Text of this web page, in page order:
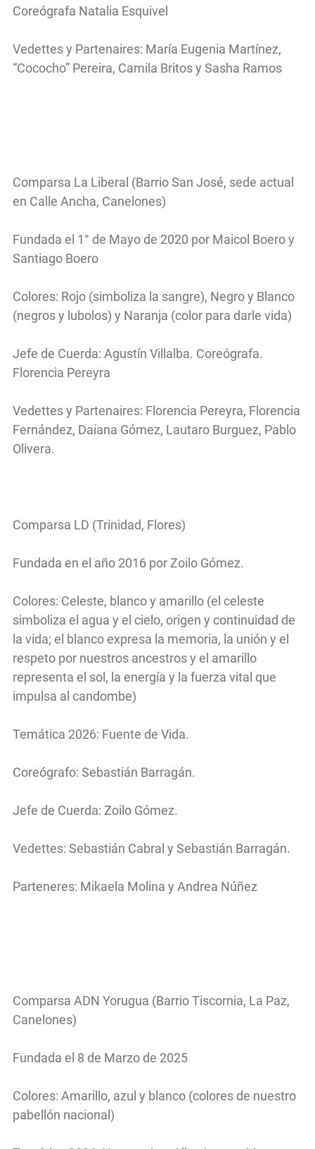
Coreógrafa Natalia Esquivel
Vedettes y Partenaires: María Eugenia Martínez,
“Cococho” Pereira, Camila Britos y Sasha Ramos
Comparsa La Liberal (Barrio San José, sede actual
en Calle Ancha, Canelones)
Fundada el 1° de Mayo de 2020 por Maicol Boero y
Santiago Boero
Colores: Rojo (simboliza la sangre), Negro y Blanco
(negros y lubolos) y Naranja (color para darle vida)
Jefe de Cuerda: Agustín Villalba. Coreógrafa.
Florencia Pereyra
Vedettes y Partenaires: Florencia Pereyra, Florencia
Fernández, Daiana Gómez, Lautaro Burguez, Pablo
Olivera.
Comparsa LD (Trinidad, Flores)
Fundada en el año 2016 por Zoilo Gómez.
Colores: Celeste, blanco y amarillo (el celeste
simboliza el agua y el cielo, origen y continuidad de
la vida; el blanco expresa la memoria, la unión y el
respeto por nuestros ancestros y el amarillo
representa el sol, la energía y la fuerza vital que
impulsa al candombe)
Temática 2026: Fuente de Vida.
Coreógrafo: Sebastián Barragán.
Jefe de Cuerda: Zoilo Gómez.
Vedettes: Sebastián Cabral y Sebastián Barragán.
Parteneres: Mikaela Molina y Andrea Núñez
Comparsa ADN Yorugua (Barrio Tiscornia, La Paz,
Canelones)
Fundada el 8 de Marzo de 2025
Colores: Amarillo, azul y blanco (colores de nuestro
pabellón nacional)